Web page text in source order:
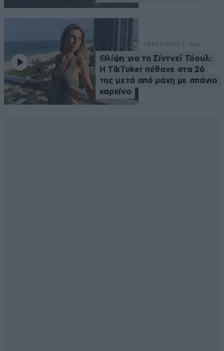
LIFESTYLE 12 λ. πριν
Θλίψη για τη Σίντνεϊ Τόουλ:
Η TikToker πέθανε στα 26
της μετά από μάχη με σπάνιο
καρκίνο